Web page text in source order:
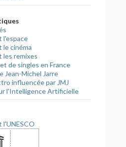
l'espace
le cinéma
les remixes
de singles en France
Jean-Michel Jarre
influencée par JMJ
l'Intelligence Artificielle
l'UNESCO